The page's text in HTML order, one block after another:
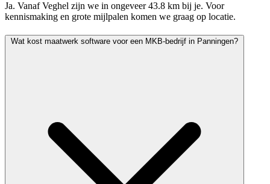
Ja. Vanaf Veghel zijn we in ongeveer 43.8 km bij je. Voor
kennismaking en grote mijlpalen komen we graag op locatie.
Wat kost maatwerk software voor een MKB-bedrijf in Panningen?